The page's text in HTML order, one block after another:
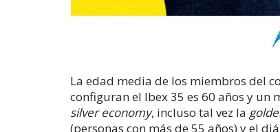
La edad media de los miembros del
configuran el Ibex 35 es 60 años y un
silver economy, incluso tal vez la
(personas con más de 55 años) y el